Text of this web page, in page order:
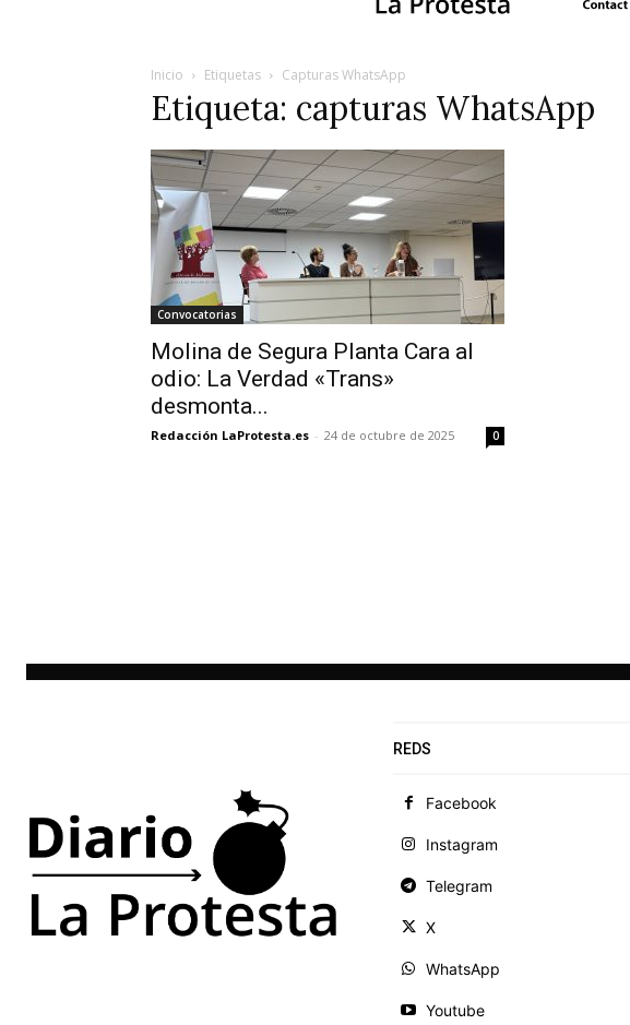
Inicio Etiquetas Capturas WhatsApp
Etiqueta: capturas WhatsApp
Convocatorias
Molina de Segura Planta Cara al
odio: La Verdad «Trans»
desmonta...
Redacción LaProtesta.es - 24 de octubre de 2025 0
REDS
Facebook
Instagram
Telegram
X
WhatsApp
Youtube